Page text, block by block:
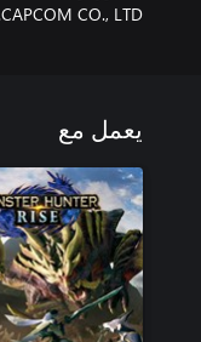
CAPCOM CO., LTD.
يعمل مع